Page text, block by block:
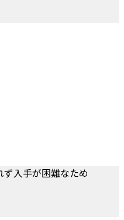
入手が困難なため